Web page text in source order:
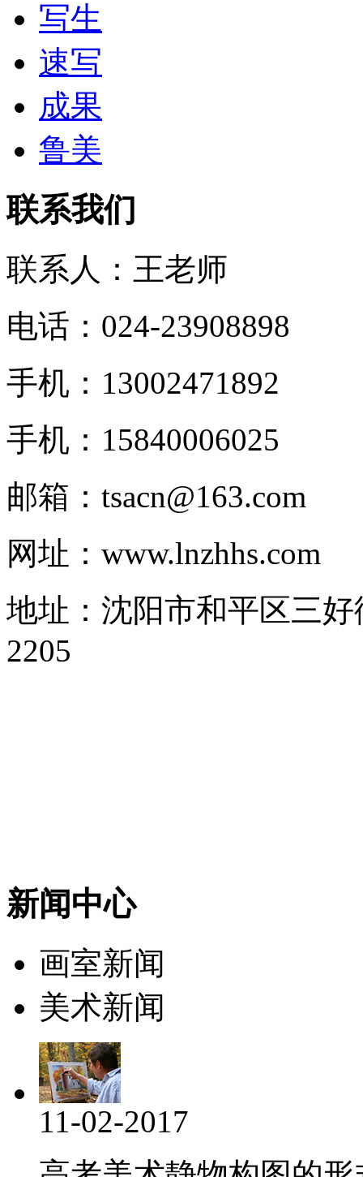
写生
速写
成果
鲁美
联系我们
联系人：王老师
电话：024-23908898
手机：13002471892
手机：15840006025
邮箱：tsacn@163.com
网址：www.lnzhhs.com
地址：沈阳市和平区三
2205
新闻中心
画室新闻
美术新闻
11-02-2017